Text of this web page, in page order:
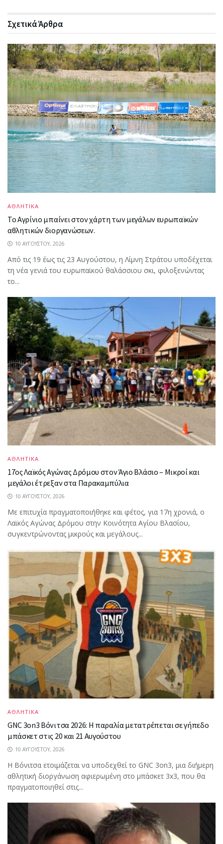
ΣχετικάΆρθρα
ΑΘΛΗΤΙΚΑ
Το Αγρίνιο μπαίνει στον χάρτη των μεγάλων ευρωπαϊκών
αθλητικών διοργανώσεων.
10 ΑΥΓΟΎΣΤΟΥ, 2026
Από τις 19 έως τις 23 Αυγούστου, η Λίμνη Στράτου υποδέχεται
τη νέα γενιά του ευρωπαϊκού θαλάσσιου σκι, φιλοξενώντας
το...
ΑΘΛΗΤΙΚΑ
17ος Λαϊκός Αγώνας Δρόμου στον Άγιο Βλάσιο – Μικροί και
μεγάλοι έτρεξαν στα Παρακαμπύλια
10 ΑΥΓΟΎΣΤΟΥ, 2026
Με επιτυχία πραγματοποιήθηκε και φέτος, για 17η χρονιά, ο
Λαϊκός Αγώνας Δρόμου στην Κοινότητα Αγίου Βλασίου,
συγκεντρώνοντας μικρούς και μεγάλους...
ΑΘΛΗΤΙΚΑ
GNC 3on3 Βόνιτσα 2026: Η παραλία μετατρέπεται σε γήπεδο
μπάσκετ στις 20 και 21 Αυγούστου
10 ΑΥΓΟΎΣΤΟΥ, 2026
Η Βόνιτσα ετοιμάζεται να υποδεχθεί το GNC 3on3, μια διήμερη
αθλητική διοργάνωση αφιερωμένη στο μπάσκετ 3x3, που θα
πραγματοποιηθεί στις...